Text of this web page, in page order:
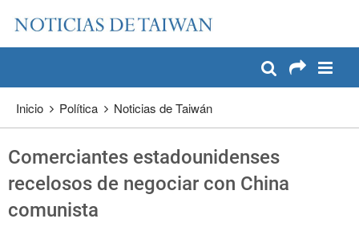
Pase a contenido principal
Inicio Política Noticias de Taiwán
Comerciantes estadounidenses
recelosos de negociar con China
comunista